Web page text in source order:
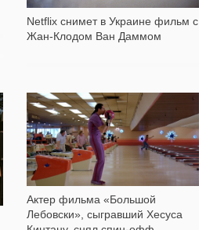
Netflix снимет в Украине фильм с
Жан-Клодом Ван Даммом
Актер фильма «Большой
Лебовски», сыгравший Хесуса
1 878